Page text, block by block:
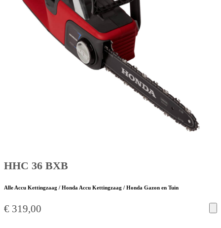
HHC 36 BXB
Alle Accu Kettingzaag / Honda Accu Kettingzaag / Honda Gazon en Tuin
€ 319,00